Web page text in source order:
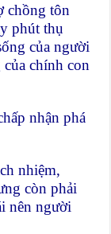
chồng tôn
phút thụ
của người
chính con
nhận phá
nhiệm,
còn phải
nên người